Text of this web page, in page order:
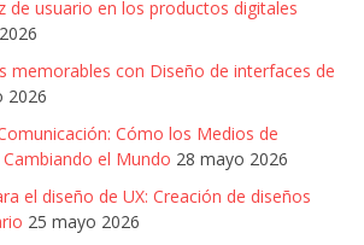
de usuario en los productos digitales
memorables con Diseño de interfaces de
2026
Cómo los Medios de
el Mundo 28 mayo 2026
el diseño de UX: Creación de diseños
25 mayo 2026